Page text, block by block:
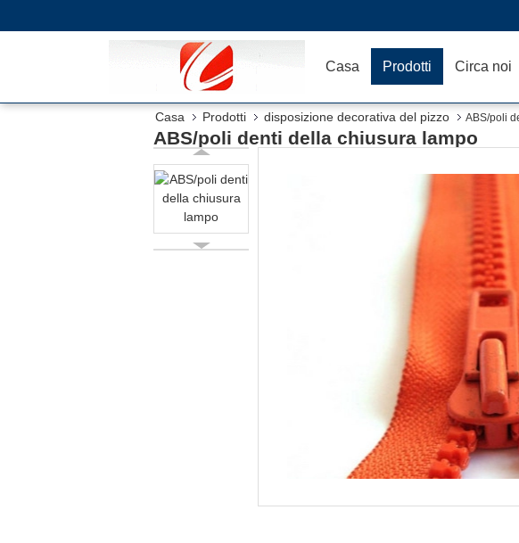
Casa Prodotti Circa noi
Casa Prodotti disposizione decorativa del pizzo ABS/poli
ABS/poli denti della chiusura lampo